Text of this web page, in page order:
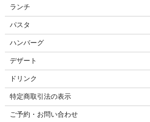
ランチ
パスタ
ハンバーグ
デザート
ドリンク
特定商取引法の表示
ご予約・お問い合わせ